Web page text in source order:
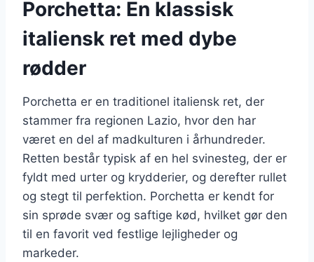
Porchetta: En klassisk
italiensk ret med dybe
rødder
Porchetta er en traditionel italiensk ret, der
stammer fra regionen Lazio, hvor den har
været en del af madkulturen i århundreder.
Retten består typisk af en hel svinesteg, der er
fyldt med urter og krydderier, og derefter rullet
og stegt til perfektion. Porchetta er kendt for
sin sprøde svær og saftige kød, hvilket gør den
til en favorit ved festlige lejligheder og
markeder.